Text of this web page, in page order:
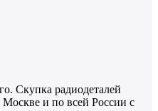
Скупка радиодеталей
и по всей России с